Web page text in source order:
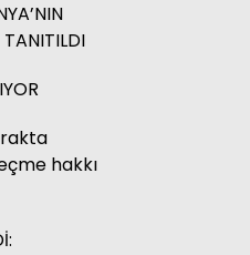
bu adam
futbol
BAŞLADI
TANITILDI
hakkı